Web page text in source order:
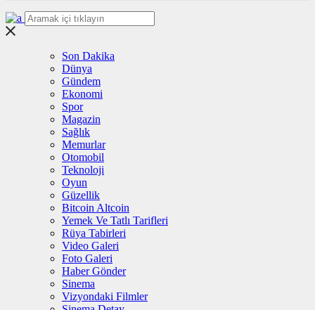
Son Dakika
Dünya
Gündem
Ekonomi
Spor
Magazin
Sağlık
Memurlar
Otomobil
Teknoloji
Oyun
Güzellik
Bitcoin Altcoin
Yemek Ve Tatlı Tarifleri
Rüya Tabirleri
Video Galeri
Foto Galeri
Haber Gönder
Sinema
Vizyondaki Filmler